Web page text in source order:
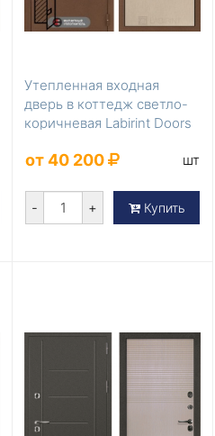
Утепленная входная
дверь в коттедж светло-
коричневая Labirint Doors
от 40 200 шт
- + Купить